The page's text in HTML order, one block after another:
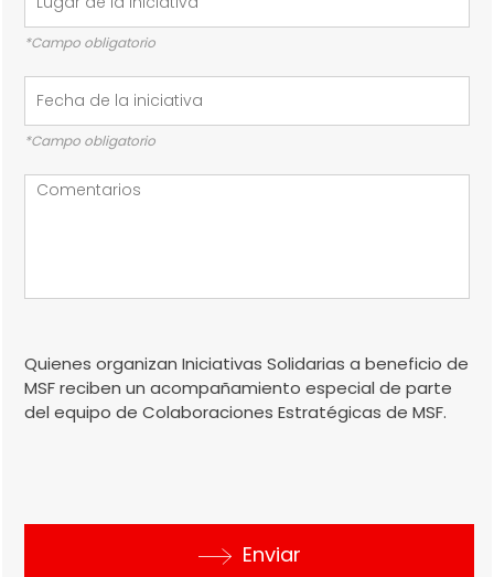
*Campo obligatorio
*Campo obligatorio
Quienes organizan Iniciativas Solidarias a beneficio de
MSF reciben un acompañamiento especial de parte
del equipo de Colaboraciones Estratégicas de MSF.
Enviar